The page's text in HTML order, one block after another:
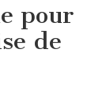
pour
de